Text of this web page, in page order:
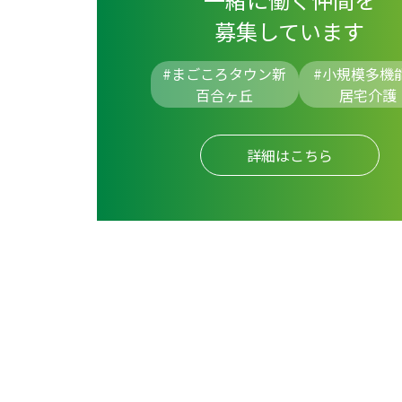
募集しています
#まごころタウン新
百合ヶ丘
#小規模多機
居宅介護
詳細はこちら